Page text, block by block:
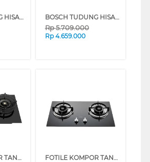
FOTILE TUDUNG HISAP ASAP CHIMNEY WALL HOOD ZMG6009 BOSCH TUDUNG HISAP ASAP CHIMNEY WALL HOOD DWBA98J60I_
Rp5.709.000
Rp 4.659.000
MIDEA KOMPOR TANAM GENIUS BUILT IN HOB MGH-Q7611G-ID FOTILE KOMPOR TANAM BUILT IN HOB GAS GHG73205